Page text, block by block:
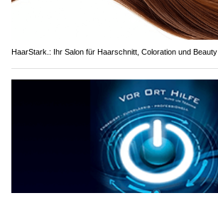
HaarStark.: Ihr Salon für Haarschnitt, Coloration und Beauty